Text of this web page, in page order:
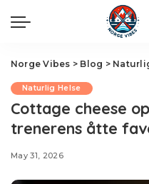
Norge Vibes > Blog >
Naturlig Helse
Cottage cheese
trenerens åtte
May 31, 2026